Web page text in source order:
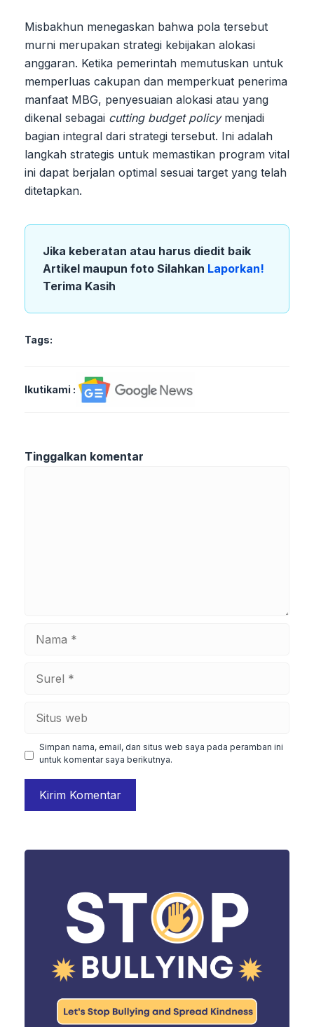
Misbakhun menegaskan bahwa pola tersebut
murni merupakan strategi kebijakan alokasi
anggaran. Ketika pemerintah memutuskan untuk
memperluas cakupan dan memperkuat penerima
manfaat MBG, penyesuaian alokasi atau yang
dikenal sebagai cutting budget policymenjadi
bagian integral dari strategi tersebut. Ini adalah
langkah strategis untuk memastikan program vital
ini dapat berjalan optimal sesuai target yang telah
ditetapkan.
Jika keberatan atau harus diedit baik
Artikel maupun foto Silahkan Laporkan!
Terima Kasih
Tags:
Ikutikami :
Tinggalkan komentar
web
Simpan nama, email, dan situs web saya pada peramban ini
untuk komentar saya berikutnya.